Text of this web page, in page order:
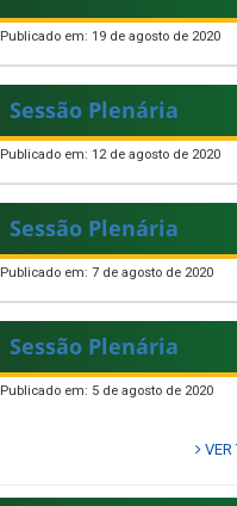
Publicado em: 19 de agosto de 2020
Sessão Plenária
Publicado em: 12 de agosto de 2020
Sessão Plenária
Publicado em: 7 de agosto de 2020
Sessão Plenária
Publicado em: 5 de agosto de 2020
VER